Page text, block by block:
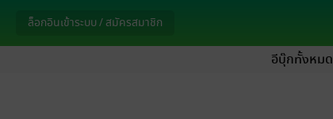
ล็อกอินเข้าระบบ / สมัครสมาชิก
อีบุ๊กทั้งหมด